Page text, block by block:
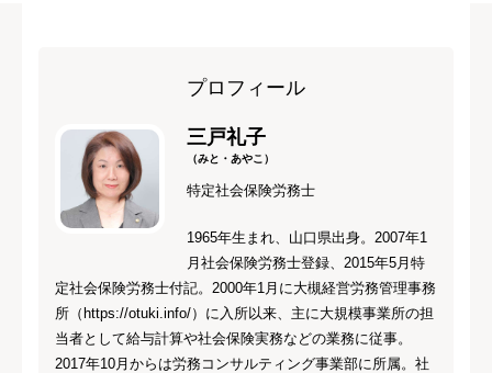
プロフィール
三戸礼子
（みと・あやこ）
特定社会保険労務士
1965年生まれ、山口県出身。2007年1
月社会保険労務士登録、2015年5月特
定社会保険労務士付記。2000年1月に大槻経営労務管理事務
所（https://otuki.info/）に入所以来、主に大規模事業所の担
当者として給与計算や社会保険実務などの業務に従事。
2017年10月からは労務コンサルティング事業部に所属。社